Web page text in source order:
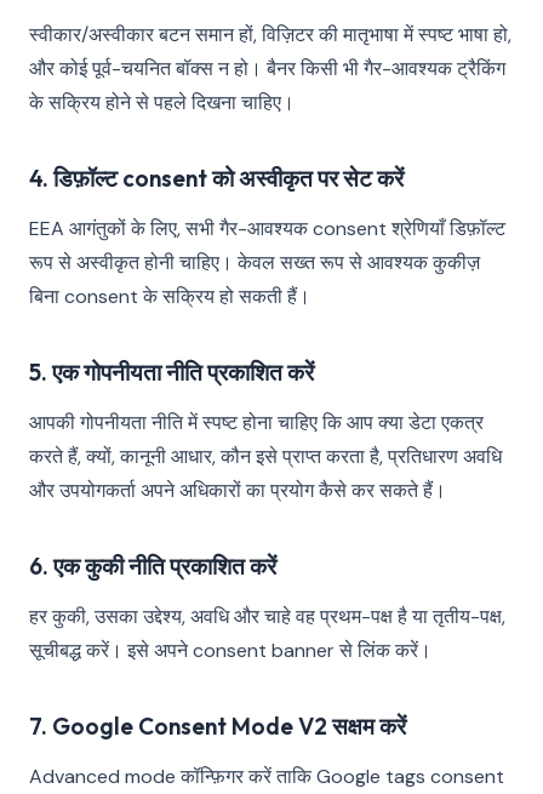
स्वीकार/अस्वीकार बटन समान हों, विज़िटर की मातृभाषा में स्पष्ट भाषा हो,
और कोई पूर्व-चयनित बॉक्स न हो। बैनर किसी भी गैर-आवश्यक ट्रैकिंग
के सक्रिय होने से पहले दिखना चाहिए।
4. डिफ़ॉल्ट consent को अस्वीकृत पर सेट करें
EEA आगंतुकों के लिए, सभी गैर-आवश्यक consent श्रेणियाँ डिफ़ॉल्ट
रूप से अस्वीकृत होनी चाहिए। केवल सख्त रूप से आवश्यक कुकीज़
बिना consent के सक्रिय हो सकती हैं।
5. एक गोपनीयता नीति प्रकाशित करें
आपकी गोपनीयता नीति में स्पष्ट होना चाहिए कि आप क्या डेटा एकत्र
करते हैं, क्यों, कानूनी आधार, कौन इसे प्राप्त करता है, प्रतिधारण अवधि
और उपयोगकर्ता अपने अधिकारों का प्रयोग कैसे कर सकते हैं।
6. एक कुकी नीति प्रकाशित करें
हर कुकी, उसका उद्देश्य, अवधि और चाहे वह प्रथम-पक्ष है या तृतीय-पक्ष,
सूचीबद्ध करें। इसे अपने consent banner से लिंक करें।
7. Google Consent Mode V2 सक्षम करें
Advanced mode कॉन्फ़िगर करें ताकि Google tags consent